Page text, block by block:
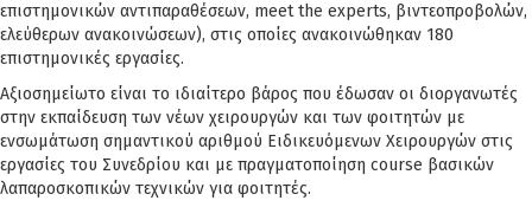
επιστημονικών αντιπαραθέσεων, meet the experts, βιντεοπροβολών,
ελεύθερων ανακοινώσεων), στις οποίες ανακοινώθηκαν 180
επιστημονικές εργασίες.
Αξιοσημείωτο είναι το ιδιαίτερο βάρος που έδωσαν οι διοργανωτές
στην εκπαίδευση των νέων χειρουργών και των φοιτητών με
ενσωμάτωση σημαντικού αριθμού Ειδικευόμενων Χειρουργών στις
εργασίες του Συνεδρίου και με πραγματοποίηση course βασικών
λαπαροσκοπικών τεχνικών για φοιτητές.